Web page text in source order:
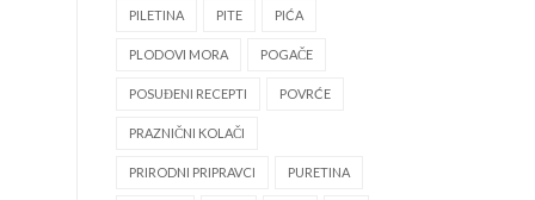
PILETINA PITE PIĆA
PLODOVI MORA POGAČE
POSUĐENI RECEPTI POVRĆE
PRAZNIČNI KOLAČI
PRIRODNI PRIPRAVCI PURETINA